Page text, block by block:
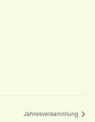
Jahresversammlung